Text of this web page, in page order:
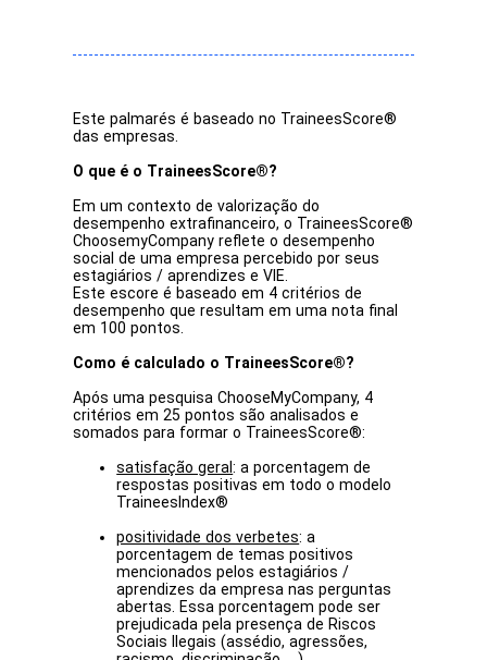
Este palmarés é baseado no TraineesScore®
das empresas.
O que é o TraineesScore®?
Em um contexto de valorização do
desempenho extrafinanceiro, o TraineesScore®
ChoosemyCompany reflete o desempenho
social de uma empresa percebido por seus
estagiários / aprendizes e VIE.
Este escore é baseado em 4 critérios de
desempenho que resultam em uma nota final
em 100 pontos.
Como é calculado o TraineesScore®?
Após uma pesquisa ChooseMyCompany, 4
critérios em 25 pontos são analisados e
somados para formar o TraineesScore®:
satisfação geral: a porcentagem de
respostas positivas em todo o modelo
TraineesIndex®
positividade dos verbetes: a
porcentagem de temas positivos
mencionados pelos estagiários /
aprendizes da empresa nas perguntas
abertas. Essa porcentagem pode ser
prejudicada pela presença de Riscos
Sociais Ilegais (assédio, agressões,